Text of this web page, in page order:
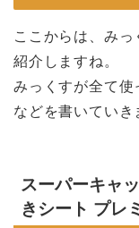
ここからは、み
紹介しますね。
みっくすが全て使
などを書いていき
スーパーキャ
きシート プレ